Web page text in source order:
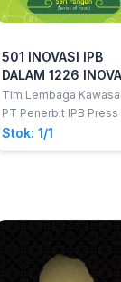
501 INOVASI IPB
DALAM 1226
INDONESIA - Seri
Pangan -
Tim Lembaga
Sains dan Teknologi
PT Penerbit IPB Press
Stok: 1/1